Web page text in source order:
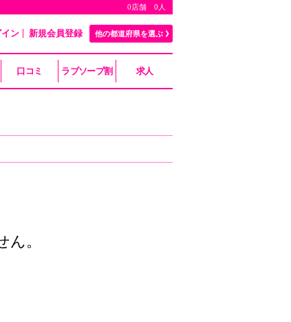
0店舗 0人
イン 新規会員登録 他の都道府県を選ぶ
口コミ ラブソープ割 求人
。